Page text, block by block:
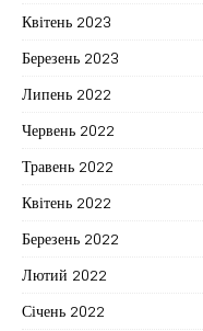
Квітень 2023
Березень 2023
Липень 2022
Червень 2022
Травень 2022
Квітень 2022
Березень 2022
Лютий 2022
Січень 2022